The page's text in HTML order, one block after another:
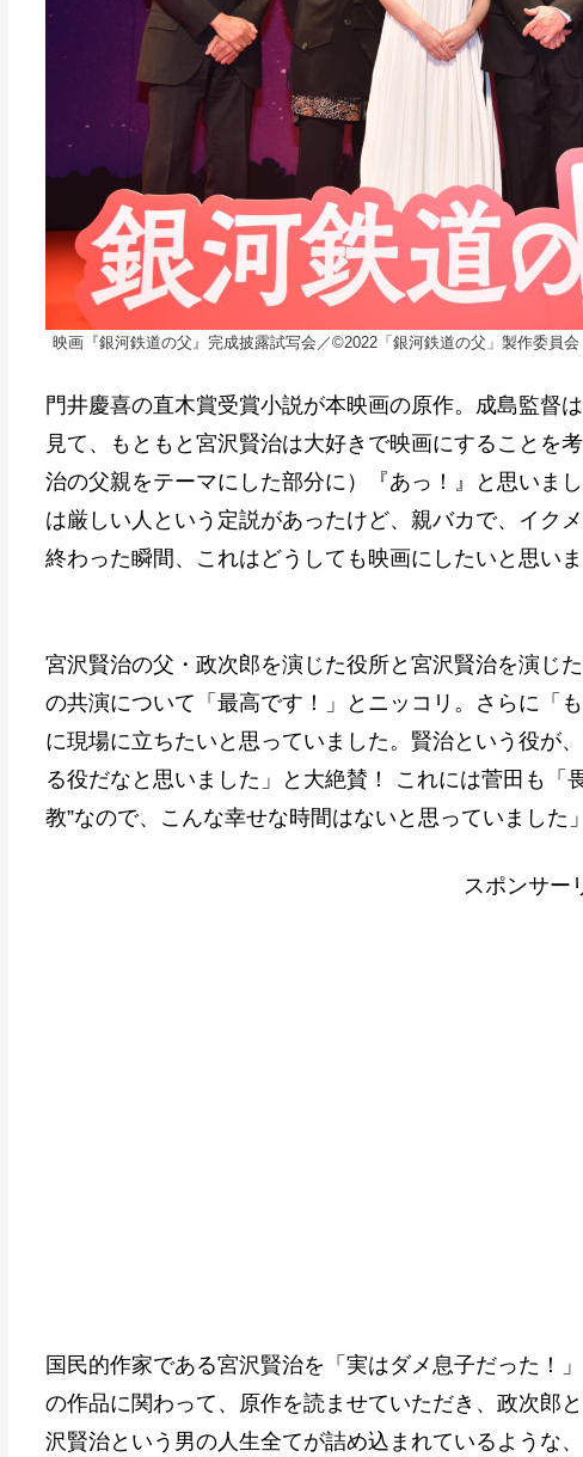
映画『銀河鉄道の父』完成披露試写会／©2022「銀河鉄道の父」製作委員会
門井慶喜の直木賞受賞小説が本映画の原作。成島監督
見て、もともと宮沢賢治は大好きで映画にすることを
治の父親をテーマにした部分に）『あっ！』と思いま
は厳しい人という定説があったけど、親バカで、イク
終わった瞬間、これはどうしても映画にしたいと思いま
宮沢賢治の父・政次郎を演じた役所と宮沢賢治を演じ
の共演について「最高です！」とニッコリ。さらに「
に現場に立ちたいと思っていました。賢治という役が
る役だなと思いました」と大絶賛！ これには菅田も「
教”なので、こんな幸せな時間はないと思っていました
スポンサー
国民的作家である宮沢賢治を「実はダメ息子だった！
の作品に関わって、原作を読ませていただき、政次郎
沢賢治という男の人生全てが詰め込まれているような